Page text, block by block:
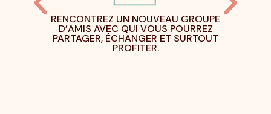
RENCONTREZ UN NOUVEAU GROUPE
D’AMIS AVEC QUI VOUS POURREZ
PARTAGER, ÉCHANGER ET SURTOUT
PROFITER.